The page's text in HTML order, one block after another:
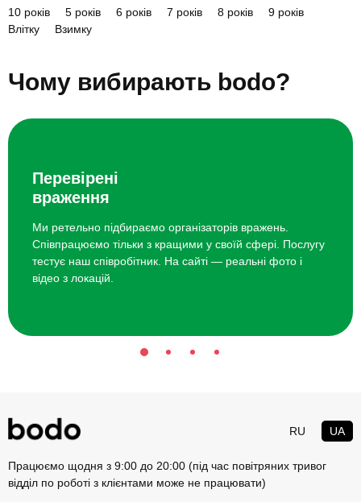
активностей, ніж довга програма, яку складно витримати.
Найцінніше — коли дитина щиро радіє, а батьки не хвилюються
Ідеї як відсвяткувати день
народження дитини 4 роки
Рухливі ігри у спеціально облаштованому просторі, де можна
Творчі заняття — малювання, ліплення або прості майстер-
класи, адаптовані до віку.
Ігри з елементом сюжету — завдання, які включають уяву, а не
змагання.
Свято разом з батьками — коли дорослі беруть участь у грі, а не
спостерігають збоку.
Контакт з природою — прогулянка, ферма або простір просто
Міні-фотосесія — кілька живих кадрів без позування.
день народження 4 роки
спокійним для батьків і
10 років 5 років 6 років 7 років 8 років
9 років
Влітку
Взимку
Чому вибирають bodo?
Перевірені
враження
Ми ретельно підбираємо організаторів вражень.
Співпрацюємо тільки з кращими у своїй сфері. Послугу
тестує наш співробітник. На сайті — реальні фото і
відео з локацій.
RU UA
Працюємо щодня з 9:00 до 20:00 (під час повітряних тривог
відділ по роботі з клієнтами може не працювати)